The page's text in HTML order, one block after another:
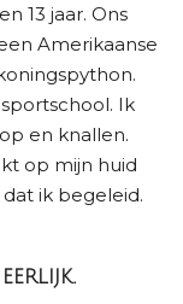
13 jaar. Ons
Amerikaanse
Ik
en knallen.
op mijn huid
ik begeleid.